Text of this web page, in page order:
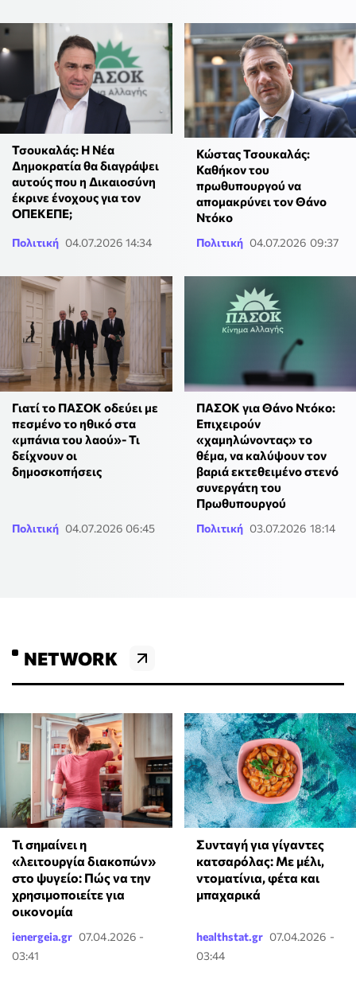
Τσουκαλάς: Η Νέα
Δημοκρατία θα διαγράψει
αυτούς που η Δικαιοσύνη
έκρινε ένοχους για τον
ΟΠΕΚΕΠΕ;
Πολιτική 04.07.2026 14:34
Κώστας Τσουκαλάς:
Καθήκον του
πρωθυπουργού να
απομακρύνει τον Θάνο
Ντόκο
Πολιτική 04.07.2026 09:37
Γιατί το ΠΑΣΟΚ οδεύει με
πεσμένο το ηθικό στα
«μπάνια του λαού»- Τι
δείχνουν οι
δημοσκοπήσεις
Πολιτική 04.07.2026 06:45
ΠΑΣΟΚ για Θάνο Ντόκο:
Επιχειρούν
«χαμηλώνοντας» το
θέμα, να καλύψουν τον
βαριά εκτεθειμένο στενό
συνεργάτη του
Πρωθυπουργού
Πολιτική 03.07.2026 18:14
NETWORK
Τι σημαίνει η
«λειτουργία διακοπών»
στο ψυγείο: Πώς να την
χρησιμοποιείτε για
οικονομία
ienergeia.gr 07.04.2026 -
03:41
Συνταγή για γίγαντες
κατσαρόλας: Με μέλι,
ντοματίνια, φέτα και
μπαχαρικά
healthstat.gr 07.04.2026 -
03:44